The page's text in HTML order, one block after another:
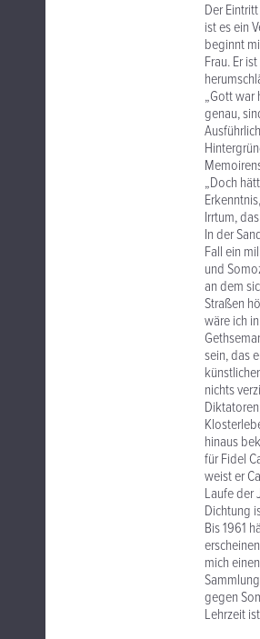
Der
ist es ein
beginnt
Frau. Er
„Gott war
genau,
„Doch
Irrtum,
In der
Fall ein
und
an dem
Straßen
wäre ich
sein, das
nichts
hinaus
für Fidel
weist er
Laufe der
Dichtung
Bis 1961
mich
gegen
Lehrzeit